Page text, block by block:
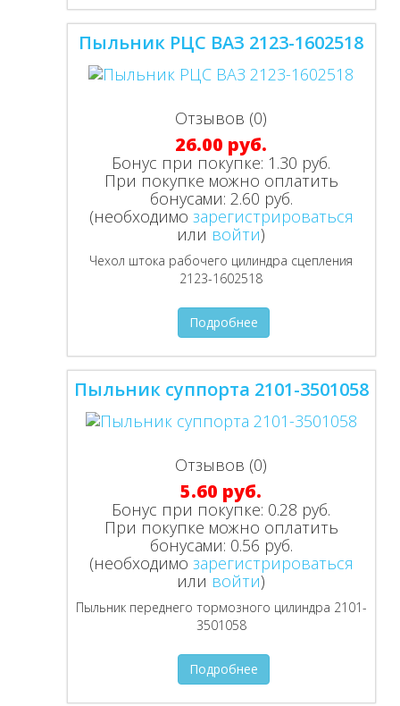
Пыльник РЦС ВАЗ 2123-1602518
Отзывов (0)
26.00 руб.
Бонус при покупке: 1.30 руб.
При покупке можно оплатить
бонусами: 2.60 руб.
(необходимо зарегистрироваться
или войти)
Чехол штока рабочего цилиндра сцепления
2123-1602518
Подробнее
Пыльник суппорта 2101-3501058
Отзывов (0)
5.60 руб.
Бонус при покупке: 0.28 руб.
При покупке можно оплатить
бонусами: 0.56 руб.
(необходимо зарегистрироваться
или войти)
Пыльник переднего тормозного цилиндра 2101-
3501058
Подробнее